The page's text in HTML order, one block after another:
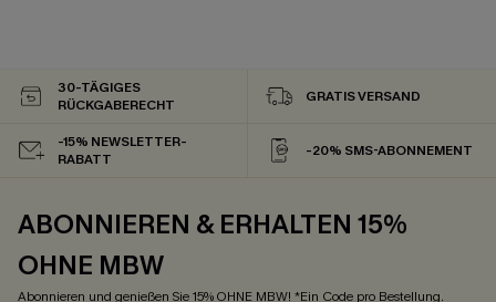
30-TÄGIGES
RÜCKGABERECHT
GRATIS VERSAND
-15% NEWSLETTER-
RABATT
-20% SMS-ABONNEMENT
ABONNIEREN & ERHALTEN 15%
OHNE MBW
Abonnieren und genießen Sie 15% OHNE MBW! *Ein Code pro Bestellung.